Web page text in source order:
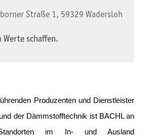
Straße 1, 59329 Wadersloh
Werte schaffen.
Produzenten und Dienstleister
der Dämmstofftechnik ist BACHL an
im In- und Ausland